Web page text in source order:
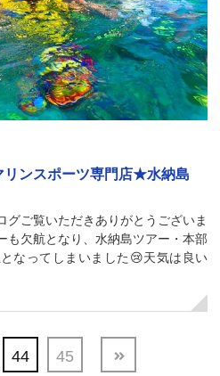
ンスポーツ専門店★水納島
グご覧いただきありがとうございま
も欠航となり、水納島ツアー・本部
なってしまいました😢天気は良い
44 45